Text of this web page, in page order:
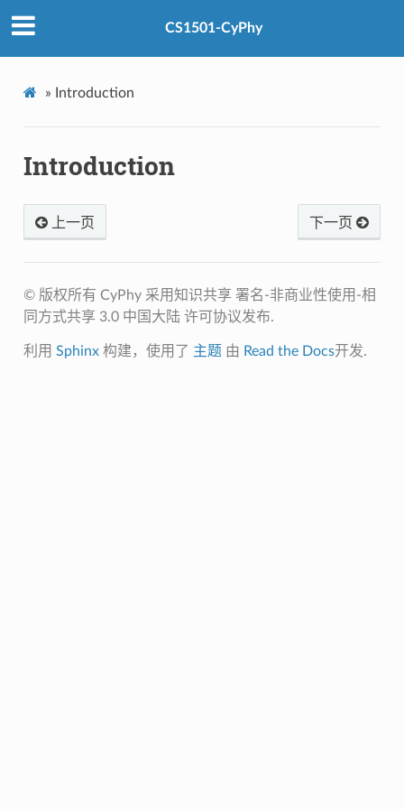
CS1501-CyPhy
» Introduction
Introduction
上一页 下一页
© 版权所有 CyPhy 采用知识共享 署名-非商业性使用-相
同方式共享 3.0 中国大陆 许可协议发布.
利用 Sphinx构建，使用了 主题 由 Read the Docs开发.